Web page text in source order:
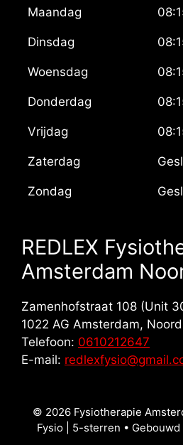
Maandag
Dinsdag
Woensdag
Donderdag
Vrijdag
Zaterdag
Zondag
REDLEX
Amsterdam
Zamenhofstraat 108 (Unit
1022 AG Amsterdam,
Telefoon: 0610212647
E-mail:
© 2026 Fysiotherapie
Fysio | 5-sterren •